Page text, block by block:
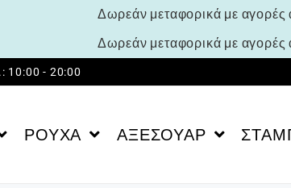
Δωρεάν μεταφορικά με
Δωρεάν μεταφορικά με
10:00 - 20:00
ΡΟΥΧΑ ΑΞΕΣΟΥΑΡ